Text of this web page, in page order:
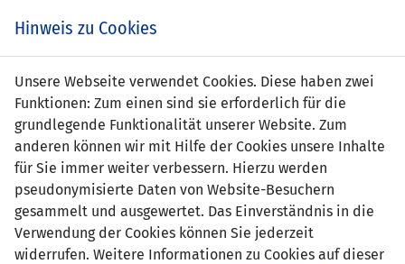
Angelina Beck
Position: Sturm
Geburtsdatum: 31. August 2004
aktueller Verein: FC Triesen
Hinweis zu Cookies
Unsere Webseite verwendet Cookies. Diese haben zwei
Funktionen: Zum einen sind sie erforderlich für die
grundlegende Funktionalität unserer Website. Zum
anderen können wir mit Hilfe der Cookies unsere Inhalte
für Sie immer weiter verbessern. Hierzu werden
pseudonymisierte Daten von Website-Besuchern
gesammelt und ausgewertet. Das Einverständnis in die
Verwendung der Cookies können Sie jederzeit
widerrufen. Weitere Informationen zu Cookies auf dieser